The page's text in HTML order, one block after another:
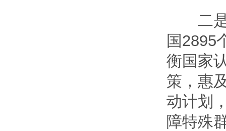
二是
国2895
衡国家
策，惠
动计划
障特殊